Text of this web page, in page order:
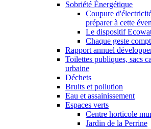
Sobriété Énergétique
Coupure
préparer à cette
Le dispositif
Chaque geste
Rapport annuel
Toilettes publiques, sacs
urbaine
Déchets
Bruits et pollution
Eau et assainissement
Espaces verts
Centre horticole
Jardin de la Perrine